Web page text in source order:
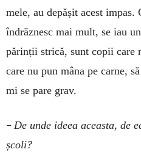
mele, au depășit acest
îndrăznesc mai mult, se iau
părinții strică, sunt copii care
ca­re nu pun mâna pe carne,
mi se pare grav.
– De unde ide­ea aceasta, de
școli?